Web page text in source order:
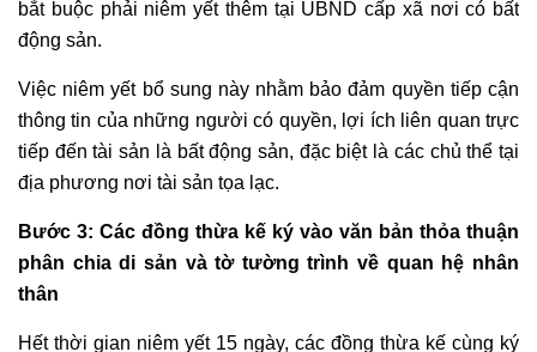
ly
hôn
Thỏa
thuận
phân
chia
tài
sản
trong
thời
hôn
bắt buộc phải niêm yết thêm tại UBND cấp xã nơi có bất
động sản.
Việc niêm yết bổ sung này nhằm bảo đảm quyền tiếp cận
thông tin của những người có quyền, lợi ích liên quan trực
tiếp đến tài sản là bất động sản, đặc biệt là các chủ thể tại
địa phương nơi tài sản tọa lạc.
Bước 3: Các đồng thừa kế ký vào văn bản thỏa thuận
phân chia di sản và tờ tường trình về quan hệ nhân
thân
Hết thời gian niêm yết 15 ngày, các đồng thừa kế cùng ký